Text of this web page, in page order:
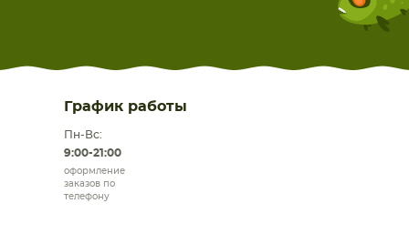
График работы
Пн-Вс:
9:00-21:00
оформление
заказов по
телефону